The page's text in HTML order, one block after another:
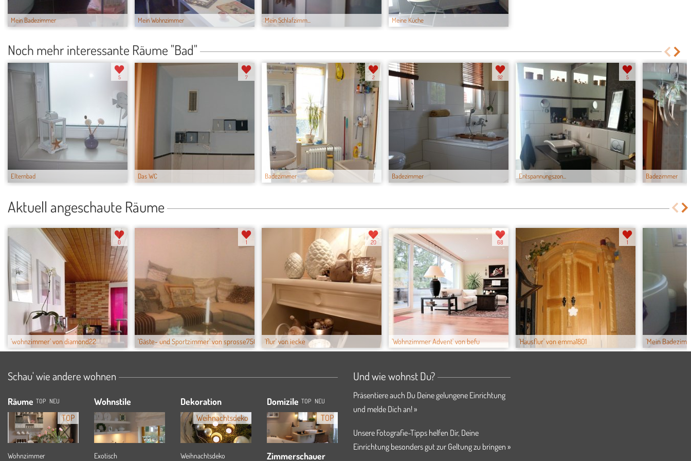
Mein Badezimmer Mein Wohnzimmer Mein Schlafzimm... Meine Küche
Noch mehr interessante Räume "Bad"
Elternbad
5
Das WC
7
Badezimmer
2
Badezimmer
92
Entspannungszon...
5
Badezimmer
Aktuell angeschaute Räume
'wohnzimmer' von diamond22
0
'Gäste- und Sportzimmer' von sprosse750
1
'flur' von iecke
20
'Wohnzimmer Advent' von befu
68
'Hausflur' von emma1801
1
'Mein
Schau' wie andere wohnen
Räume TOP NEU
TOP
Wohnzimmer
Wohnstile
Exotisch
Dekoration
Weihnachtsdeko
Weihnachtsdeko
Domizile TOP NEU
TOP
Zimmerschauer
Und wie wohnst Du?
Präsentiere auch Du Deine gelungene Einrichtung
und melde Dich an! »
Unsere Fotografie-Tipps helfen Dir, Deine
Einrichtung besonders gut zur Geltung zu bringen »